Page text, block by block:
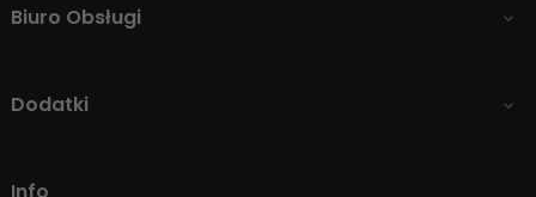
Biuro Obsługi 
Dodatki 